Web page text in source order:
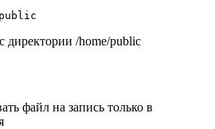
директории /home/public
файл на запись только в